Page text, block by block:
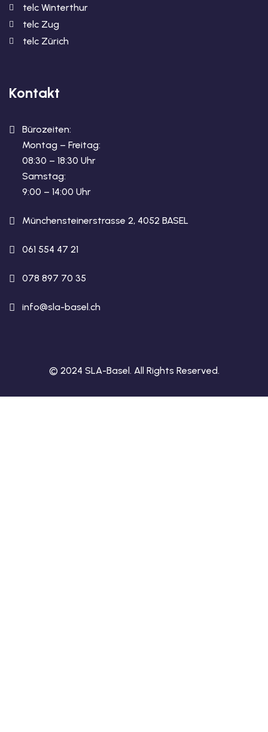
telc Winterthur
telc Zug
telc Zürich
Kontakt
Bürozeiten:
Montag – Freitag:
08:30 – 18:30 Uhr
Samstag:
9:00 – 14:00 Uhr
Münchensteinerstrasse 2, 4052 BASEL
061 554 47 21
078 897 70 35
info@sla-basel.ch
© 2024 SLA-Basel. All Rights Reserved.​